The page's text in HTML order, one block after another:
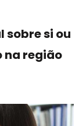
sobre si ou
na região